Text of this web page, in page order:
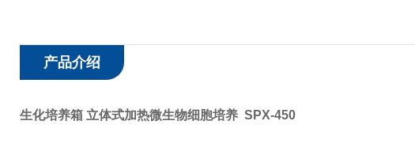
产品介绍
生化培养箱 立体式加热微生物细胞培养 SPX-450